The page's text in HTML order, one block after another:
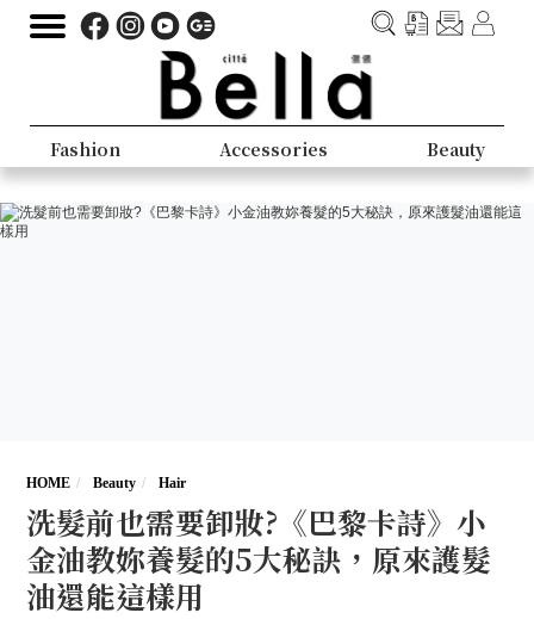
Fashion Accessories Beauty
HOME Beauty Hair
洗髮前也需要卸妝?《巴黎卡詩》小
金油教妳養髮的5大秘訣，原來護髮
油還能這樣用